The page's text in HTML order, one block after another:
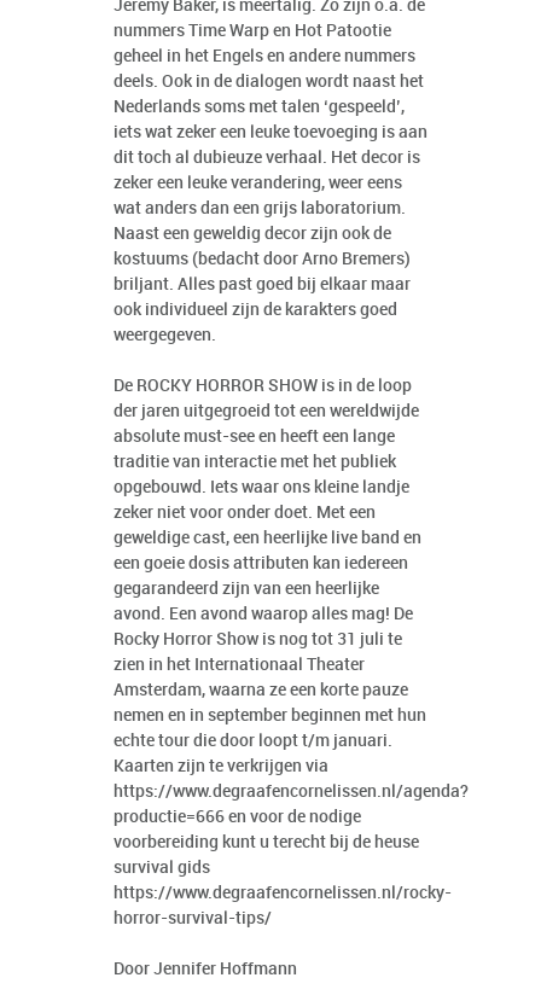
Jeremy Baker, is meertalig. Zo zijn o.a. de
nummers Time Warp en Hot Patootie
geheel in het Engels en andere nummers
deels. Ook in de dialogen wordt naast het
Nederlands soms met talen ‘gespeeld’,
iets wat zeker een leuke toevoeging is aan
dit toch al dubieuze verhaal. Het decor is
zeker een leuke verandering, weer eens
wat anders dan een grijs laboratorium.
Naast een geweldig decor zijn ook de
kostuums (bedacht door Arno Bremers)
briljant. Alles past goed bij elkaar maar
ook individueel zijn de karakters goed
weergegeven.
De ROCKY HORROR SHOW is in de loop
der jaren uitgegroeid tot een wereldwijde
absolute must-see en heeft een lange
traditie van interactie met het publiek
opgebouwd. Iets waar ons kleine landje
zeker niet voor onder doet. Met een
geweldige cast, een heerlijke live band en
een goeie dosis attributen kan iedereen
gegarandeerd zijn van een heerlijke
avond. Een avond waarop alles mag! De
Rocky Horror Show is nog tot 31 juli te
zien in het Internationaal Theater
Amsterdam, waarna ze een korte pauze
nemen en in september beginnen met hun
echte tour die door loopt t/m januari.
Kaarten zijn te verkrijgen via
https://www.degraafencornelissen.nl/agenda?
productie=666 en voor de nodige
voorbereiding kunt u terecht bij de heuse
survival gids
https://www.degraafencornelissen.nl/rocky-
horror-survival-tips/
Door Jennifer Hoffmann